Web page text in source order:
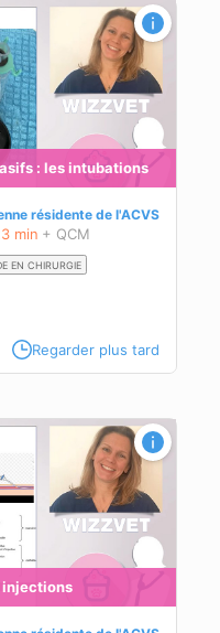
: les intubations
résidente de l'ACVS
min + QCM
EN CHIRURGIE
Regarder plus tard
injections